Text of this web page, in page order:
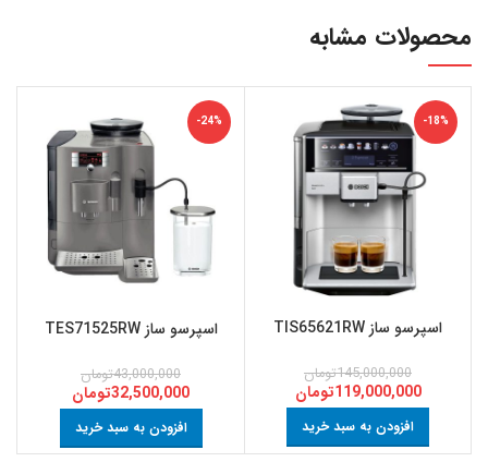
محصولات مشابه
-18%
اسپرسو ساز TIS65621RW
145,000,000تومان
119,000,000تومان
افزودن به سبد خرید
-24%
اسپرسو ساز TES71525RW
43,000,000تومان
32,500,000تومان
افزودن به سبد خرید